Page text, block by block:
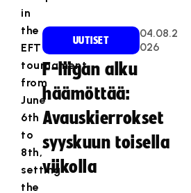
in
the
EFT
tournament
from
June
6th
to
8th,
setting
the
UUTISET
04.08.2
026
F-liigan alku
häämöttää:
Avauskierrokset
syyskuun toisella
viikolla